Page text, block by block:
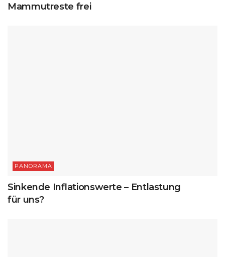
Mammutreste frei
PANORAMA
Sinkende Inflationswerte – Entlastung
für uns?